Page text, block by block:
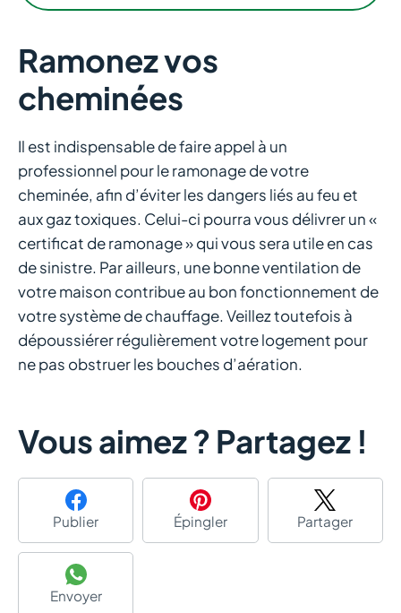
Ramonez vos
cheminées
Il est indispensable de faire appel à un
professionnel pour le ramonage de votre
cheminée, afin d’éviter les dangers liés au feu et
aux gaz toxiques. Celui-ci pourra vous délivrer un «
certificat de ramonage » qui vous sera utile en cas
de sinistre. Par ailleurs, une bonne ventilation de
votre maison contribue au bon fonctionnement de
votre système de chauffage. Veillez toutefois à
dépoussiérer régulièrement votre logement pour
ne pas obstruer les bouches d’aération.
Vous aimez ? Partagez !
Publier Épingler Partager
Envoyer